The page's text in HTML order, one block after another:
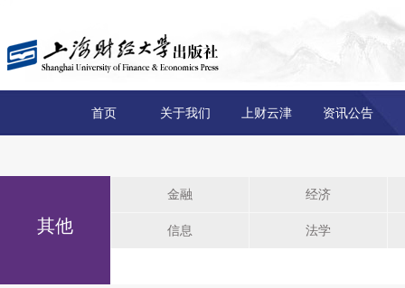
首页 关于我们 上财云津 资讯公告
其他
金融 经济
信息 法学